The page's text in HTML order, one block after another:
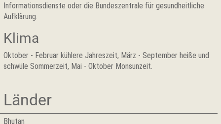
Informationsdienste oder die Bundeszentrale für gesundheitliche
Aufklärung.
Klima
Oktober - Februar kühlere Jahreszeit, März - September heiße und
schwüle Sommerzeit, Mai - Oktober Monsunzeit.
Länder
Bhutan